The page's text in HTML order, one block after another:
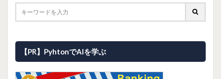
【PR】PyhtonでAIを学ぶ